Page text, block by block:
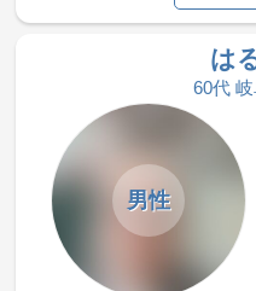
は
60代
男性